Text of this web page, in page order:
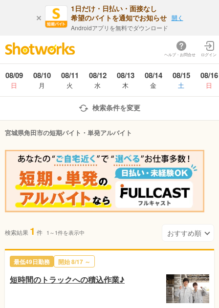
1日だけ・日払い・面接なし
希望のバイトを通知でお知らせ
Androidアプリを無料でダウンロード
開く
ヘルプ・お問合せ ログイン
08/09
日
08/10
月
08/11
火
08/12
水
08/13
木
08/14
金
08/15
土
08/16
日
検索条件を変更
宮城県角田市の短期バイト・単発アルバイト
検索結果 1 件 1～1件を表示中
最低49日勤務 開始 8/17 ～
短時間のトラックへの積込作業♪